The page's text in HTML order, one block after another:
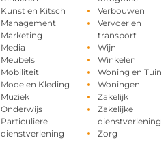
Kunst en Kitsch
Management
Marketing
Media
Meubels
Mobiliteit
Mode en Kleding
Muziek
Onderwijs
Particuliere
dienstverlening
Verbouwen
Vervoer en
transport
Wijn
Winkelen
Woning en Tuin
Woningen
Zakelijk
Zakelijke
dienstverlening
Zorg